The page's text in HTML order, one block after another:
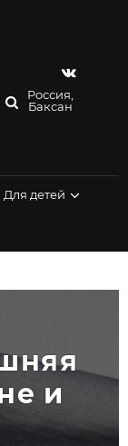
Россия,
Баксан
Для детей
и